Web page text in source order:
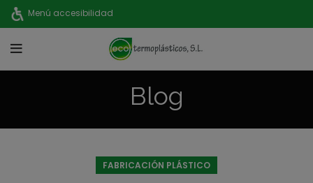
Menú accesibilidad
Blog
FABRICACIÓN PLÁSTICO